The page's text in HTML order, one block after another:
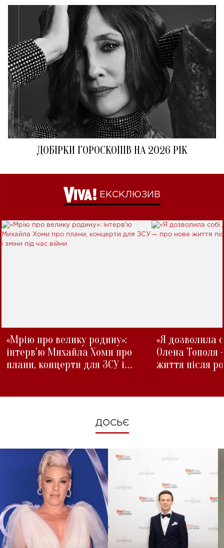
ДОБІРКИ ГОРОСКОПІВ НА 2026 РІК
ЕКСКЛЮЗИВ
«Мрію про велику родину»:
інтерв'ю Михайла Хоми про
плани, концерти для ЗСУ і
«Я дозволила
Олена Тополя
життя після
ДОСЬЄ